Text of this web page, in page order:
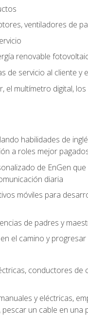
ventiladores de
renovable
de servicio al cliente y
el multímetro digital,
habilidades de
a roles mejor
de EnGen
diaria
móviles para
de padres y
el camino y
conductores de
y eléctricas,
un cable en una